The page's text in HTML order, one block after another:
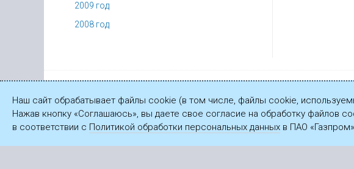
2009 год
2008 год
© ПАО «Газпром», 2003—2026
Наш сайт обрабатывает файлы cookie (в том числе, файлы cookie,
Нажав кнопку «Соглашаюсь», вы даете свое согласие на обработку файлов
в соответствии с Политикой обработки персональных данных в ПАО